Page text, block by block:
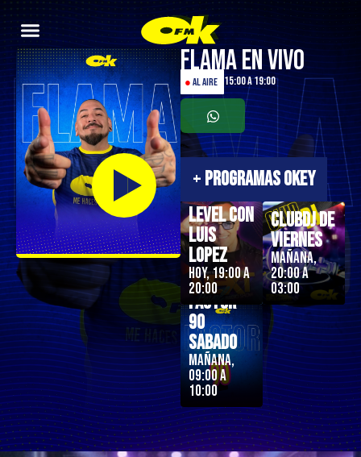
Flama en Vivo
●AL AIRE 15:00 a 19:00
+PROGRAMAS OKEY
Next
Level con
Luis
Lopez
Hoy, 19:00 a
20:00
ClubDJ de
Viernes
Mañana,
20:00 a
03:00
Factor
90
Sabado
Mañana,
09:00 a
10:00